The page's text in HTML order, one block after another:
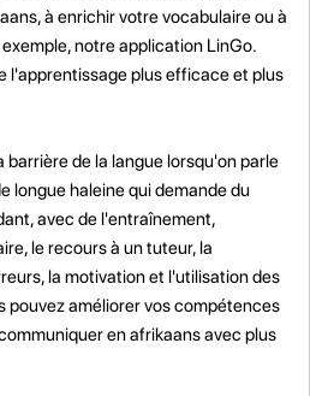
à enrichir votre vocabulaire ou à
notre application LinGo.
l'apprentissage plus efficace et plus
barrière de la langue lorsqu'on parle
longue haleine qui demande du
avec de l'entraînement,
le recours à un tuteur, la
la motivation et l'utilisation des
pouvez améliorer vos compétences
en afrikaans avec plus